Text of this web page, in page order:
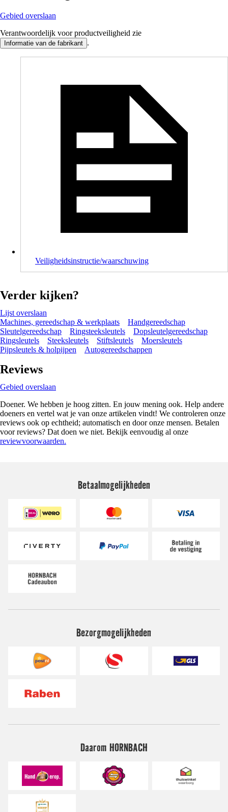
Gebied overslaan
Verantwoordelijk voor productveiligheid zie
Informatie van de fabrikant .
Veiligheidsinstructie/waarschuwing
Verder kijken?
Lijst overslaan
Machines, gereedschap & werkplaats
Handgereedschap
Sleutelgereedschap
Ringsteeksleutels
Dopsleutelgereedschap
Ringsleutels
Steeksleutels Stiftsleutels
Moersleutels
Pijpsleutels & holpijpen
Autogereedschappen
Reviews
Gebied overslaan
Doener. We hebben je hoog zitten. En jouw mening ook. Help andere
doeners en vertel wat je van onze artikelen vindt! We controleren onze
reviews ook op echtheid; automatisch en door onze mensen. Betalen
voor reviews? Dat doen we niet. Bekijk eenvoudig al onze
reviewvoorwaarden.
Betaalmogelijkheden
Bezorgmogelijkheden
Daarom HORNBACH